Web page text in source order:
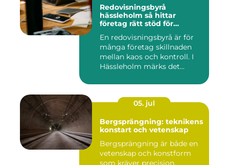
Redovisningsbyrå
hässleholm så hittar
företag rätt stöd för
En redovisningsbyrå är för
många företag skillnaden
mellan kaos och kontroll. I
Hässleholm märks det...
05. jul
Bergsprängning: teknikens
konstart och vetenskap
Bergsprängning är både en
vetenskap och konstform
som kräver precision,